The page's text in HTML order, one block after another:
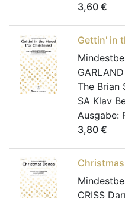
3,60 €
Gettin' in
The Brian
SA Klav
Ausgabe:
3,80 €
CRISS